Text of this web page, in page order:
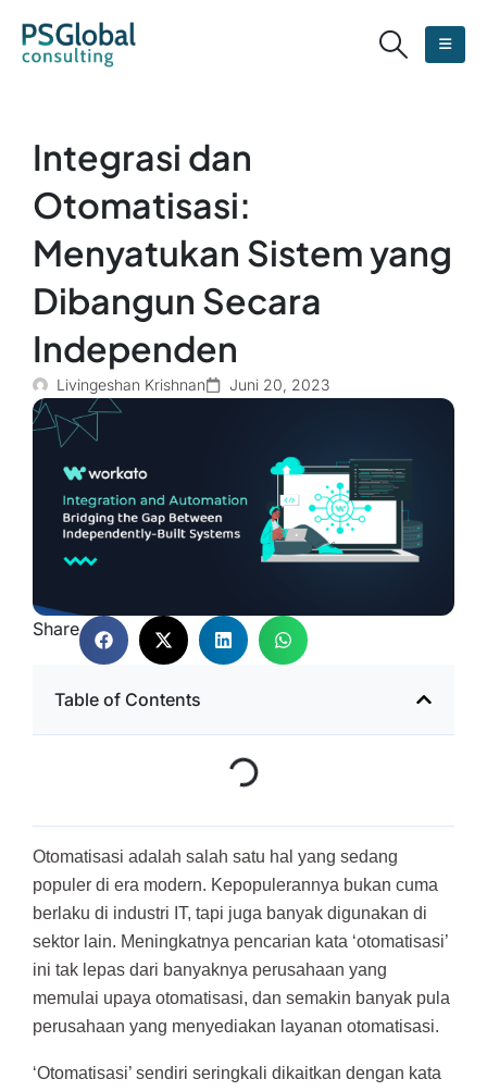
Integrasi dan
Otomatisasi:
Menyatukan Sistem yang
Dibangun Secara
Independen
Livingeshan Krishnan Juni 20, 2023
Share
Table of Contents
Otomatisasi adalah salah satu hal yang sedang
populer di era modern. Kepopulerannya bukan cuma
berlaku di industri IT, tapi juga banyak digunakan di
sektor lain. Meningkatnya pencarian kata ‘otomatisasi’
ini tak lepas dari banyaknya perusahaan yang
memulai upaya otomatisasi, dan semakin banyak pula
perusahaan yang menyediakan layanan otomatisasi.
‘Otomatisasi’ sendiri seringkali dikaitkan dengan kata